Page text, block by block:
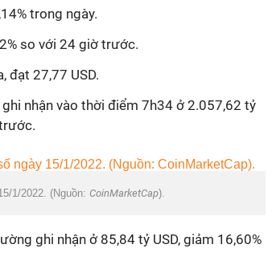
trong ngày.
so với 24 giờ trước.
đạt 27,77 USD.
nhận vào thời điểm 7h34 ở 2.057,62 tỷ
1/2022. (Nguồn: CoinMarketCap).
ghi nhận ở 85,84 tỷ USD, giảm 16,60%